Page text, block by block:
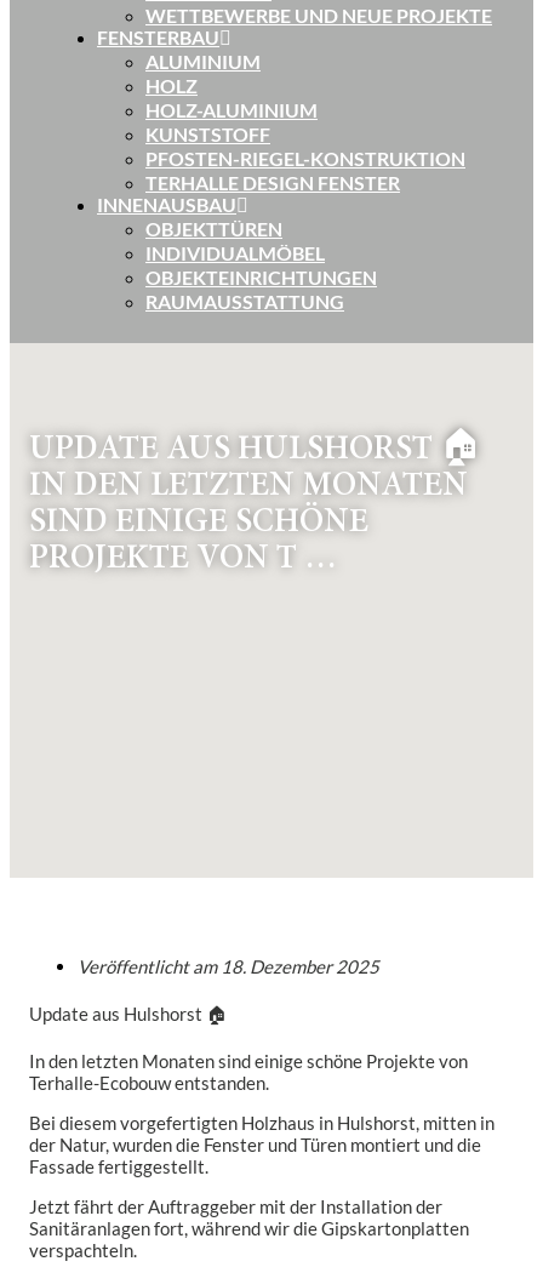
WETTBEWERBE UND NEUE PROJEKTE
FENSTERBAU
ALUMINIUM
HOLZ
HOLZ-ALUMINIUM
KUNSTSTOFF
PFOSTEN-RIEGEL-KONSTRUKTION
TERHALLE DESIGN FENSTER
INNENAUSBAU
OBJEKTTÜREN
INDIVIDUALMÖBEL
OBJEKTEINRICHTUNGEN
RAUMAUSSTATTUNG
UPDATE AUS HULSHORST 🏠
IN DEN LETZTEN MONATEN
SIND EINIGE SCHÖNE
PROJEKTE VON T …
Veröffentlicht am 18. Dezember 2025
Update aus Hulshorst 🏠
In den letzten Monaten sind einige schöne Projekte von
Terhalle-Ecobouw entstanden.
Bei diesem vorgefertigten Holzhaus in Hulshorst, mitten in
der Natur, wurden die Fenster und Türen montiert und die
Fassade fertiggestellt.
Jetzt fährt der Auftraggeber mit der Installation der
Sanitäranlagen fort, während wir die Gipskartonplatten
verspachteln.